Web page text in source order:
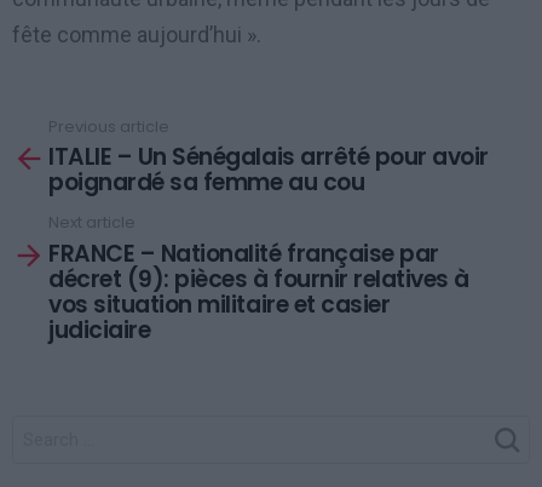
fête comme aujourd’hui ».
more
Previous article
ITALIE – Un Sénégalais arrêté pour avoir
poignardé sa femme au cou
Next article
FRANCE – Nationalité française par
décret (9): pièces à fournir relatives à
vos situation militaire et casier
judiciaire